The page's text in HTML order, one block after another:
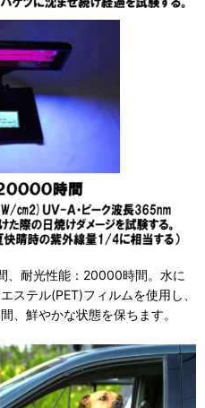
、耐光性能：20000時間。水に
ステル(PET)フィルムを使用し、
、鮮やかな状態を保ちます。